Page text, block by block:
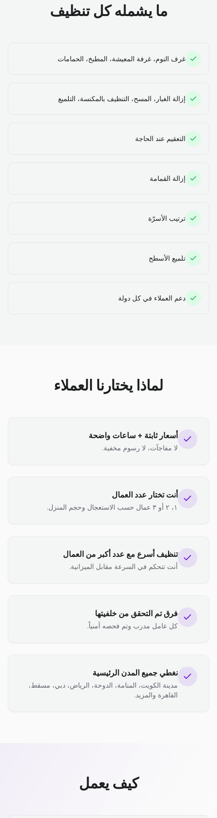
ما يشمله كل تنظيف
غرف النوم، غرفة المعيشة، المطبخ، الحمامات
إزالة الغبار، المسح، التنظيف بالمكنسة، التلميع
التعقيم عند الحاجة
إزالة القمامة
ترتيب الأسرّة
تلميع الأسطح
دعم العملاء في كل دولة
لماذا يختارنا العملاء
أسعار ثابتة + ساعات واضحة
لا مفاجآت، لا رسوم مخفية.
أنت تختار عدد العمال
١، ٢ أو ٣ عمال حسب الاستعجال وحجم المنزل.
تنظيف أسرع مع عدد أكبر من العمال
أنت تتحكم في السرعة مقابل الميزانية.
فرق تم التحقق من خلفيتها
كل عامل مدرب وتم فحصه أمنياً.
نغطي جميع المدن الرئيسية
مدينة الكويت، المنامة، الدوحة، الرياض، دبي، مسقط،
القاهرة والمزيد.
كيف يعمل